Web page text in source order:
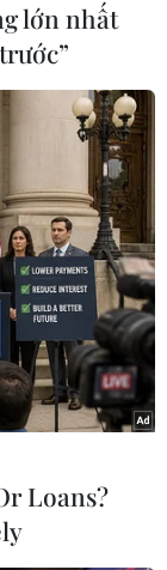
cáo việc làm
lớn nhất
Loans?